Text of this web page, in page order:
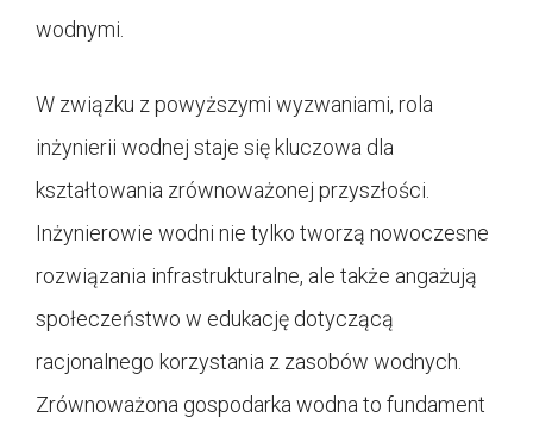
wodnymi.
W związku z powyższymi wyzwaniami, rola
inżynierii wodnej staje się kluczowa dla
kształtowania zrównoważonej przyszłości.
Inżynierowie wodni nie tylko tworzą nowoczesne
rozwiązania infrastrukturalne, ale także angażują
społeczeństwo w edukację dotyczącą
racjonalnego korzystania z zasobów wodnych.
Zrównoważona gospodarka wodna to fundament